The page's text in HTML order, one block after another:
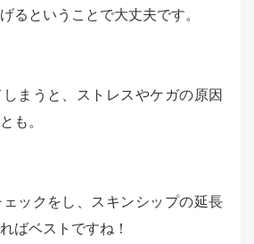
るということで大丈夫です。
まうと、ストレスやケガの原因
も。
ックをし、スキンシップの延長
ばベストですね！